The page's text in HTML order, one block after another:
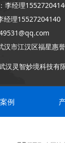
李经理
经理155​27204140
汉市江汉区福星惠
汉灵智妙境科技有
例